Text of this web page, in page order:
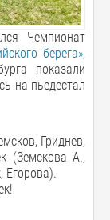
Чемпионат
берега»,
показали
на пьедестал
Гриднев,
(Земскова А.,
Егорова).